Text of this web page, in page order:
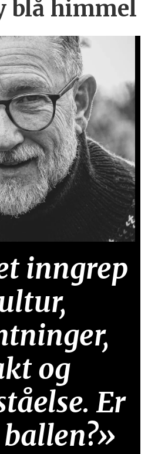
blå himmel
inngrep
og
Er